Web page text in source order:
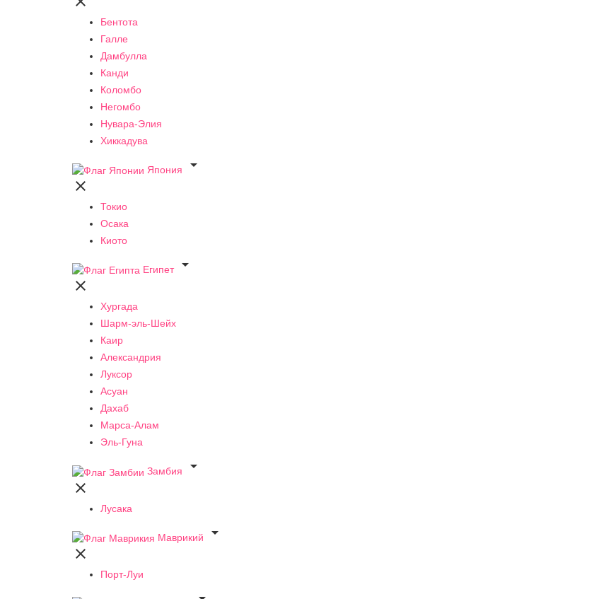
Бентота
Галле
Дамбулла
Канди
Коломбо
Негомбо
Нувара-Элия
Хиккадува
Япония


Токио
Осака
Киото
Египет


Хургада
Шарм-эль-Шейх
Каир
Александрия
Луксор
Асуан
Дахаб
Марса-Алам
Эль-Гуна
Замбия


Лусака
Маврикий


Порт-Луи